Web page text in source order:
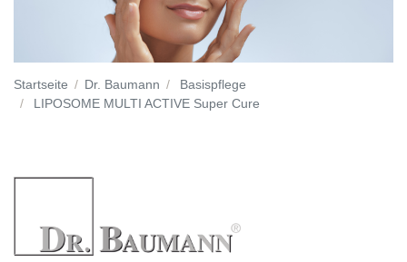
Startseite Dr. Baumann
Basispflege
LIPOSOME MULTI ACTIVE Super Cure